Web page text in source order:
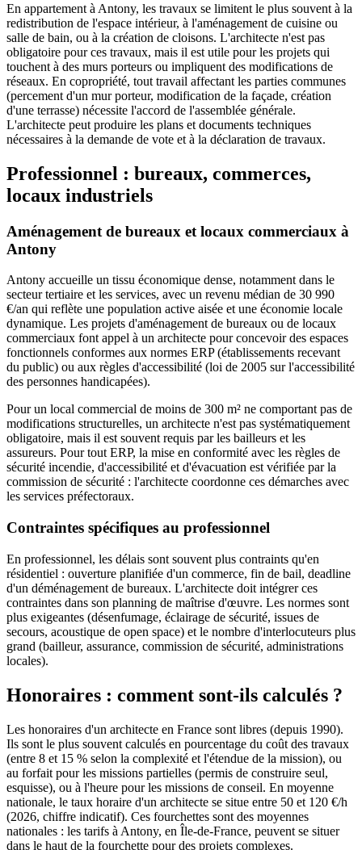
En appartement à Antony, les travaux se limitent le plus souvent à la
redistribution de l'espace intérieur, à l'aménagement de cuisine ou
salle de bain, ou à la création de cloisons. L'architecte n'est pas
obligatoire pour ces travaux, mais il est utile pour les projets qui
touchent à des murs porteurs ou impliquent des modifications de
réseaux. En copropriété, tout travail affectant les parties communes
(percement d'un mur porteur, modification de la façade, création
d'une terrasse) nécessite l'accord de l'assemblée générale.
L'architecte peut produire les plans et documents techniques
nécessaires à la demande de vote et à la déclaration de travaux.
Professionnel : bureaux, commerces,
locaux industriels
Aménagement de bureaux et locaux commerciaux à
Antony
Antony accueille un tissu économique dense, notamment dans le
secteur tertiaire et les services, avec un revenu médian de 30 990
€/an qui reflète une population active aisée et une économie locale
dynamique. Les projets d'aménagement de bureaux ou de locaux
commerciaux font appel à un architecte pour concevoir des espaces
fonctionnels conformes aux normes ERP (établissements recevant
du public) ou aux règles d'accessibilité (loi de 2005 sur l'accessibilité
des personnes handicapées).
Pour un local commercial de moins de 300 m² ne comportant pas de
modifications structurelles, un architecte n'est pas systématiquement
obligatoire, mais il est souvent requis par les bailleurs et les
assureurs. Pour tout ERP, la mise en conformité avec les règles de
sécurité incendie, d'accessibilité et d'évacuation est vérifiée par la
commission de sécurité : l'architecte coordonne ces démarches avec
les services préfectoraux.
Contraintes spécifiques au professionnel
En professionnel, les délais sont souvent plus contraints qu'en
résidentiel : ouverture planifiée d'un commerce, fin de bail, deadline
d'un déménagement de bureaux. L'architecte doit intégrer ces
contraintes dans son planning de maîtrise d'œuvre. Les normes sont
plus exigeantes (désenfumage, éclairage de sécurité, issues de
secours, acoustique de open space) et le nombre d'interlocuteurs plus
grand (bailleur, assurance, commission de sécurité, administrations
locales).
Honoraires : comment sont-ils calculés ?
Les honoraires d'un architecte en France sont libres (depuis 1990).
Ils sont le plus souvent calculés en pourcentage du coût des travaux
(entre 8 et 15 % selon la complexité et l'étendue de la mission), ou
au forfait pour les missions partielles (permis de construire seul,
esquisse), ou à l'heure pour les missions de conseil. En moyenne
nationale, le taux horaire d'un architecte se situe entre 50 et 120 €/h
(2026, chiffre indicatif). Ces fourchettes sont des moyennes
nationales : les tarifs à Antony, en Île-de-France, peuvent se situer
dans le haut de la fourchette pour des projets complexes.